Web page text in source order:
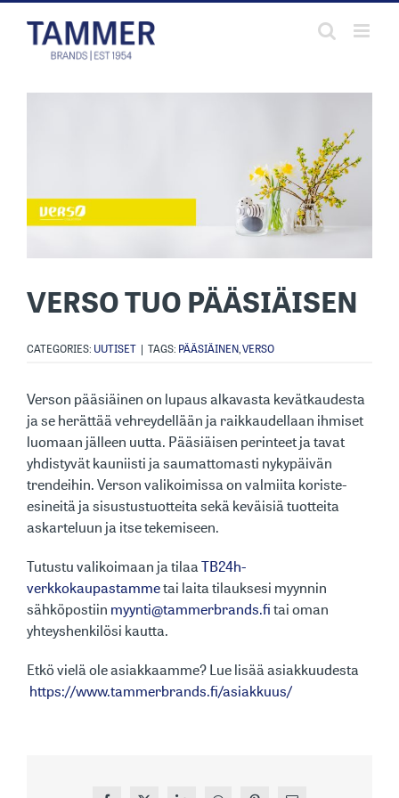
VERSO TUO PÄÄSIÄISEN
CATEGORIES: UUTISET | TAGS: PÄÄSIÄINEN,VERSO
Verson pääsiäinen on lupaus alkavasta kevätkaudesta
ja se herättää vehreydellään ja raikkaudellaan ihmiset
luomaan jälleen uutta. Pääsiäisen perinteet ja tavat
yhdistyvät kauniisti ja saumattomasti nykypäivän
trendeihin. Verson valikoimissa on valmiita koriste-
esineitä ja sisustustuotteita sekä keväisiä tuotteita
askarteluun ja itse tekemiseen.
Tutustu valikoimaan ja tilaaTB24h-
verkkokaupastammetai laita tilauksesi myynnin
sähköpostiin myynti@tammerbrands.fitai oman
yhteyshenkilösi kautta.
Etkö vielä ole asiakkaamme? Lue lisää asiakkuudesta
https://www.tammerbrands.fi/asiakkuus/